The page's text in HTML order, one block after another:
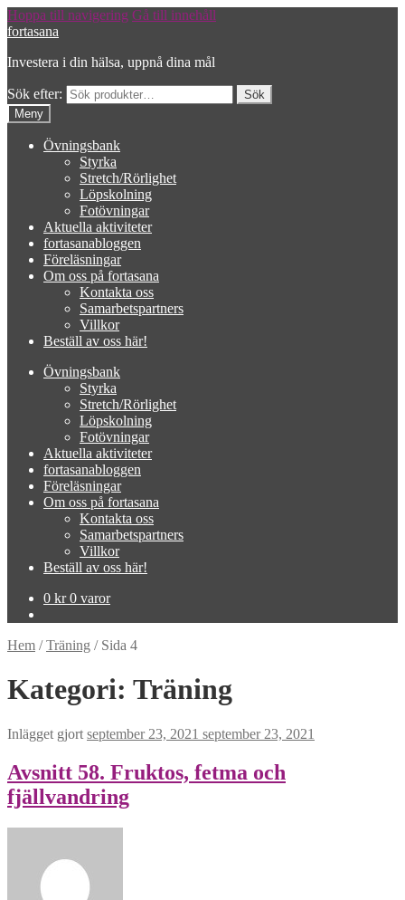
Hoppa till navigering Gå till innehåll
fortasana
Investera i din hälsa, uppnå dina mål
Sök efter:
Meny
Övningsbank
Styrka
Stretch/Rörlighet
Löpskolning
Fotövningar
Aktuella aktiviteter
fortasanabloggen
Föreläsningar
Om oss på fortasana
Kontakta oss
Samarbetspartners
Villkor
Beställ av oss här!
Övningsbank
Styrka
Stretch/Rörlighet
Löpskolning
Fotövningar
Aktuella aktiviteter
fortasanabloggen
Föreläsningar
Om oss på fortasana
Kontakta oss
Samarbetspartners
Villkor
Beställ av oss här!
0 kr 0 varor
Hem /Träning / Sida 4
Kategori: Träning
Inlägget gjort september 23, 2021 september 23, 2021
Avsnitt 58. Fruktos, fetma och
fjällvandring